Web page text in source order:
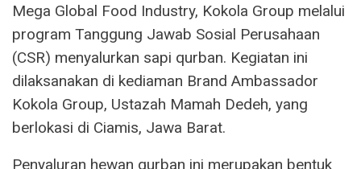
Mega Global Food Industry, Kokola Group melalui
program Tanggung Jawab Sosial Perusahaan
(CSR) menyalurkan sapi qurban. Kegiatan ini
dilaksanakan di kediaman Brand Ambassador
Kokola Group, Ustazah Mamah Dedeh, yang
berlokasi di Ciamis, Jawa Barat.
Penyaluran hewan qurban ini merupakan bentuk